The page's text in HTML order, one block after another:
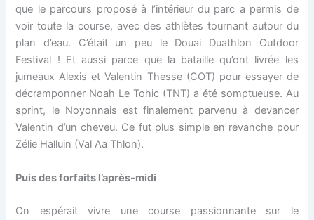
que le parcours proposé à l’intérieur du parc a permis de
voir toute la course, avec des athlètes tournant autour du
plan d’eau. C’était un peu le Douai Duathlon Outdoor
Festival ! Et aussi parce que la bataille qu’ont livrée les
jumeaux Alexis et Valentin Thesse (COT) pour essayer de
décramponner Noah Le Tohic (TNT) a été somptueuse. Au
sprint, le Noyonnais est finalement parvenu à devancer
Valentin d’un cheveu. Ce fut plus simple en revanche pour
Zélie Halluin (Val Aa Thlon).
Puis des forfaits l’après-midi
On espérait vivre une course passionnante sur le